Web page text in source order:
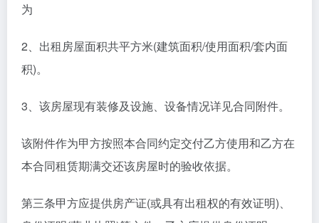
为
2、出租房屋面积共平方米(建筑面积/使用面积/套内面
积)。
3、该房屋现有装修及设施、设备情况详见合同附件。
该附件作为甲方按照本合同约定交付乙方使用和乙方在
本合同租赁期满交还该房屋时的验收依据。
第三条甲方应提供房产证(或具有出租权的有效证明)、